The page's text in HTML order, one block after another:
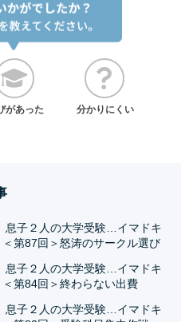
があった 分かりにくい
息子２人の大学受験…イマドキ
第87回＞怒涛のサークル選び
息子２人の大学受験…イマドキ
第84回＞終わらない出費
息子２人の大学受験…イマドキ